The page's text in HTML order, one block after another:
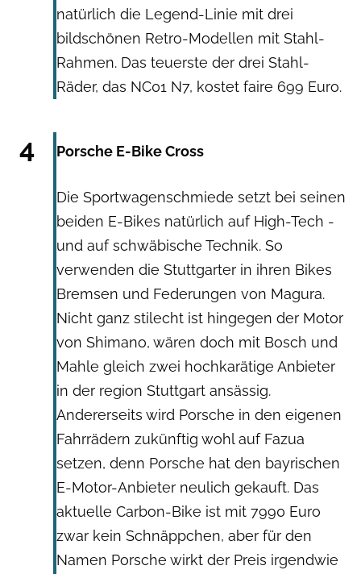
natürlich die Legend-Linie mit drei
bildschönen Retro-Modellen mit Stahl-
Rahmen. Das teuerste der drei Stahl-
Räder, das NC01 N7, kostet faire 699 Euro.
4 Porsche E-Bike Cross
Die Sportwagenschmiede setzt bei seinen
beiden E-Bikes natürlich auf High-Tech -
und auf schwäbische Technik. So
verwenden die Stuttgarter in ihren Bikes
Bremsen und Federungen von Magura.
Nicht ganz stilecht ist hingegen der Motor
von Shimano, wären doch mit Bosch und
Mahle gleich zwei hochkarätige Anbieter
in der region Stuttgart ansässig.
Andererseits wird Porsche in den eigenen
Fahrrädern zukünftig wohl auf Fazua
setzen, denn Porsche hat den bayrischen
E-Motor-Anbieter neulich gekauft. Das
aktuelle Carbon-Bike ist mit 7990 Euro
zwar kein Schnäppchen, aber für den
Namen Porsche wirkt der Preis irgendwie